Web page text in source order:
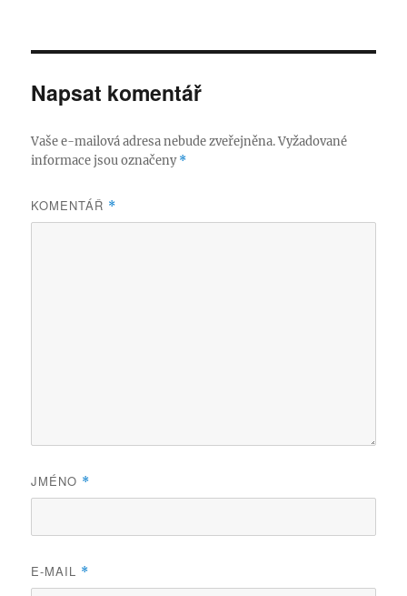
Napsat komentář
Vaše e-mailová adresa nebude zveřejněna. Vyžadované
informace jsou označeny*
KOMENTÁŘ *
JMÉNO *
E-MAIL *